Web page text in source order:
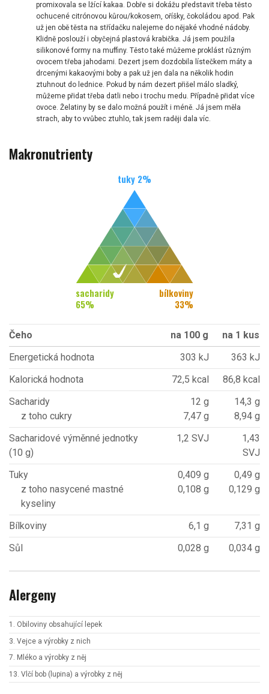
promixovala se lžící kakaa. Dobře si dokážu představit třeba těsto
ochucené citrónovou kůrou/kokosem, oříšky, čokoládou apod. Pak
už jen obě těsta na střídačku nalejeme do nějaké vhodné nádoby.
Klidně poslouží i obyčejná plastová krabička. Já jsem použila
silikonové formy na muffiny. Těsto také můžeme proklást různým
ovocem třeba jahodami. Dezert jsem dozdobila lístečkem máty a
drcenými kakaovými boby a pak už jen dala na několik hodin
ztuhnout do lednice. Pokud by nám dezert přišel málo sladký,
můžeme přidat třeba datli nebo i trochu medu. Případně přidat více
ovoce. Želatiny by se dalo možná použít i méně. Já jsem měla
strach, aby to vvůbec ztuhlo, tak jsem raději dala víc.
Makronutrienty
tuky 2%
sacharidy
65%
bílkoviny
33%
Čeho na 100 g
na 1 kus
Energetická hodnota
303 kJ
363 kJ
Kalorická hodnota
72,5 kcal
86,8 kcal
Sacharidy
z toho cukry
12 g
7,47 g
14,3 g
8,94 g
Sacharidové výměnné jednotky
(10 g)
1,2 SVJ
1,43
SVJ
Tuky
z toho nasycené mastné
kyseliny
0,409 g
0,108 g
0,49 g
0,129 g
Bílkoviny 6,1 g
7,31 g
Sůl
0,028 g 0,034 g
Alergeny
1. Obiloviny obsahující lepek
3. Vejce a výrobky z nich
7. Mléko a výrobky z něj
13. Vlčí bob (lupina) a výrobky z něj